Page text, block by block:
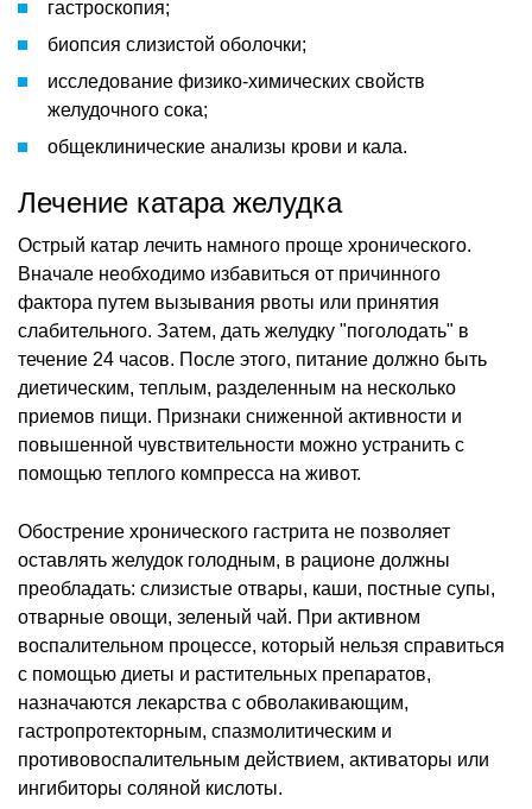
гастроскопия;
биопсия слизистой оболочки;
исследование физико-химических свойств
желудочного сока;
общеклинические анализы крови и кала.
Лечение катара желудка
Острый катар лечить намного проще хронического.
Вначале необходимо избавиться от причинного
фактора путем вызывания рвоты или принятия
слабительного. Затем, дать желудку "поголодать" в
течение 24 часов. После этого, питание должно быть
диетическим, теплым, разделенным на несколько
приемов пищи. Признаки сниженной активности и
повышенной чувствительности можно устранить с
помощью теплого компресса на живот.
Обострение хронического гастрита не позволяет
оставлять желудок голодным, в рационе должны
преобладать: слизистые отвары, каши, постные супы,
отварные овощи, зеленый чай. При активном
воспалительном процессе, который нельзя справиться
с помощью диеты и растительных препаратов,
назначаются лекарства с обволакивающим,
гастропротекторным, спазмолитическим и
противовоспалительным действием, активаторы или
ингибиторы соляной кислоты.